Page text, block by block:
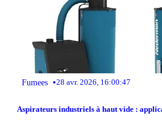
Fumees •28 avr. 2026, 16:00:47
Aspirateurs industriels à haut vide :